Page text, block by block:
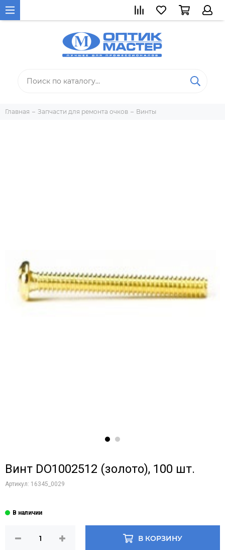
Главная Запчасти для ремонта очков Винты
Винт DO1002512 (золото), 100 шт.
Артикул: 16345_0029
В КОРЗИНУ